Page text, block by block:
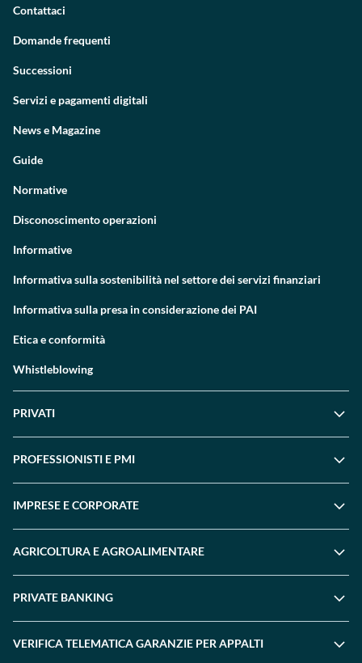
Contattaci
Domande frequenti
Successioni
Servizi e pagamenti digitali
News e Magazine
Guide
Normative
Disconoscimento operazioni
Informative
Informativa sulla sostenibilità nel settore dei servizi finanziari
Informativa sulla presa in considerazione dei PAI
Etica e conformità
Whistleblowing
PRIVATI
PROFESSIONISTI E PMI
IMPRESE E CORPORATE
AGRICOLTURA E AGROALIMENTARE
PRIVATE BANKING
VERIFICA TELEMATICA GARANZIE PER APPALTI